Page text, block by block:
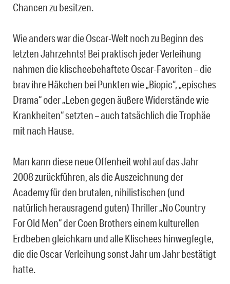
Chancen zu besitzen.
Wie anders war die Oscar-Welt noch zu Beginn des
letzten Jahrzehnts! Bei praktisch jeder Verleihung
nahmen die klischeebehaftete Oscar-Favoriten – die
brav ihre Häkchen bei Punkten wie „Biopic“, „episches
Drama“ oder „Leben gegen äußere Widerstände wie
Krankheiten“ setzten – auch tatsächlich die Trophäe
mit nach Hause.
Man kann diese neue Offenheit wohl auf das Jahr
2008 zurückführen, als die Auszeichnung der
Academy für den brutalen, nihilistischen (und
natürlich herausragend guten) Thriller „No Country
For Old Men“ der Coen Brothers einem kulturellen
Erdbeben gleichkam und alle Klischees hinwegfegte,
die die Oscar-Verleihung sonst Jahr um Jahr bestätigt
hatte.